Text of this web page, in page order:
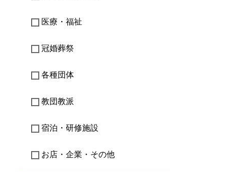
医療・福祉
冠婚葬祭
各種団体
教団教派
宿泊・研修施設
お店・企業・その他